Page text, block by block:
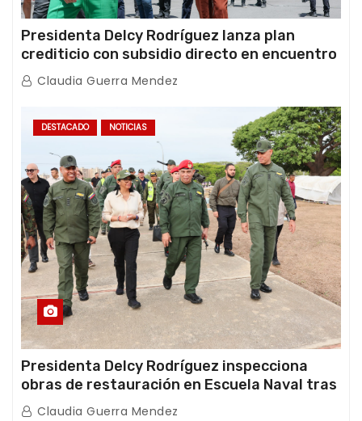
Presidenta Delcy Rodríguez lanza plan
crediticio con subsidio directo en encuentro
con Juntas de Condominio
Claudia Guerra Mendez
DESTACADO NOTICIAS
Presidenta Delcy Rodríguez inspecciona
obras de restauración en Escuela Naval tras
afectaciones sísmicas en La Guaira
Claudia Guerra Mendez